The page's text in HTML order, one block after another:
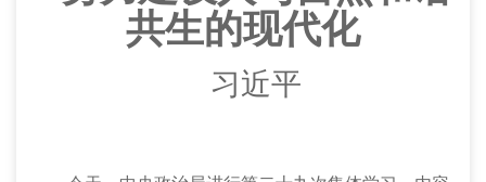
共生的现代化
习近平